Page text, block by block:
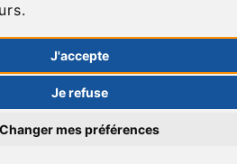
J'accepte
Je refuse
Changer mes préférences
JUIN
2026